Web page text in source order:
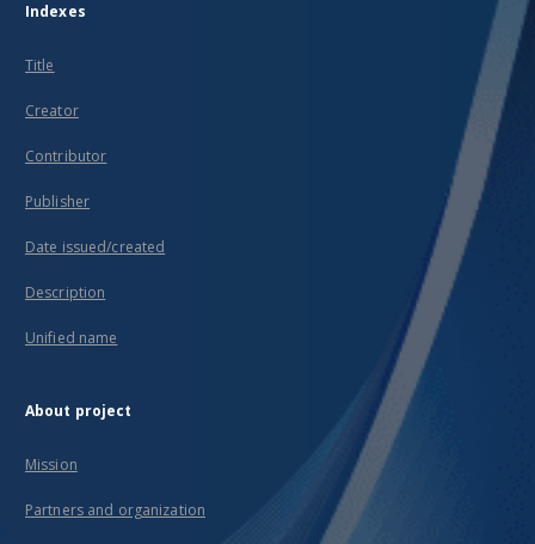
Indexes
Title
Creator
Contributor
Publisher
Date issued/created
Description
Unified name
About project
Mission
Partners and organization